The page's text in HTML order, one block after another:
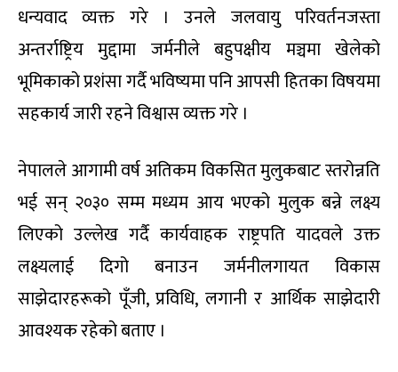
धन्यवाद व्यक्त गरे । उनले जलवायु परिवर्तनजस्ता
अन्तर्राष्ट्रिय मुद्दामा जर्मनीले बहुपक्षीय मञ्चमा खेलेको
भूमिकाको प्रशंसा गर्दै भविष्यमा पनि आपसी हितका विषयमा
सहकार्य जारी रहने विश्वास व्यक्त गरे ।
नेपालले आगामी वर्ष अतिकम विकसित मुलुकबाट स्तरोन्नति
भई सन् २०३० सम्म मध्यम आय भएको मुलुक बन्ने लक्ष्य
लिएको उल्लेख गर्दै कार्यवाहक राष्ट्रपति यादवले उक्त
लक्ष्यलाई दिगो बनाउन जर्मनीलगायत विकास
साझेदारहरूको पूँजी, प्रविधि, लगानी र आर्थिक साझेदारी
आवश्यक रहेको बताए ।